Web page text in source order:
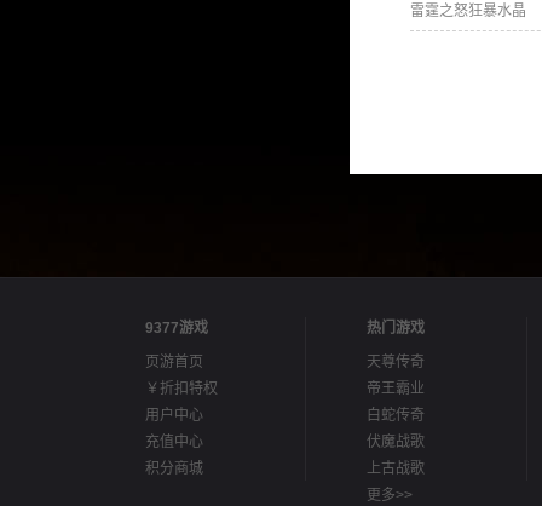
雷霆之怒狂暴水晶
9377游戏
页游首页
￥折扣特权
用户中心
充值中心
积分商城
热门游戏
天尊传奇
帝王霸业
白蛇传奇
伏魔战歌
上古战歌
更多>>